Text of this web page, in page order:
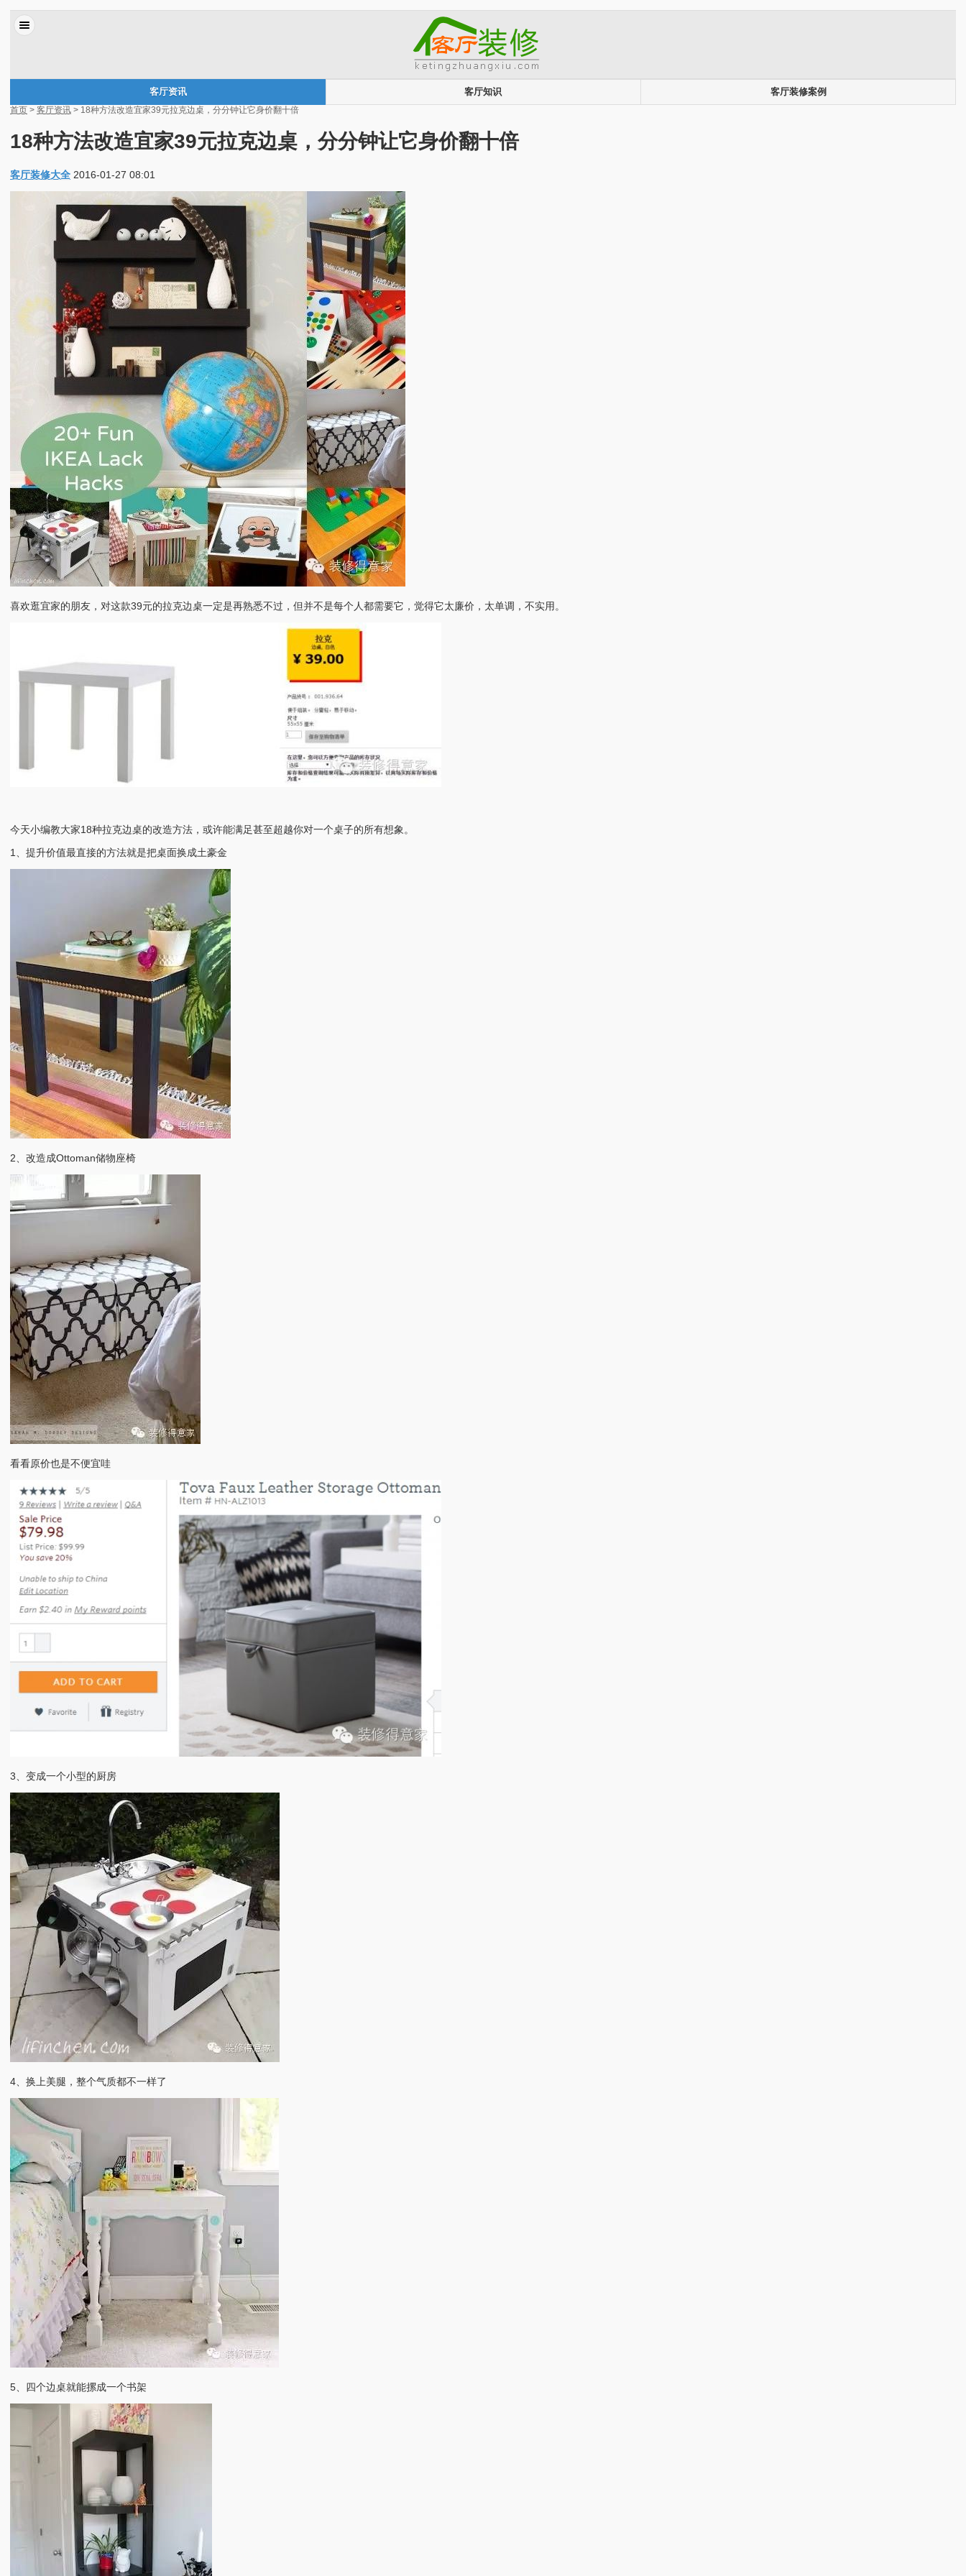
客厅资讯 客厅知识
客厅装修案例
首页 > 客厅资讯 > 18种方法改造宜家39元拉克边桌，分分钟让它身价翻十倍
18种方法改造宜家39元拉克边桌，分分钟让它身价翻十倍
客厅装修大全 2016-01-27 08:01
喜欢逛宜家的朋友，对这款39元的拉克边桌一定是再熟悉不过，但并不是每个人都需要它，觉得它太廉价，太单调，不实用。
今天小编教大家18种拉克边桌的改造方法，或许能满足甚至超越你对一个桌子的所有想象。
1、提升价值最直接的方法就是把桌面换成土豪金
2、改造成Ottoman储物座椅
看看原价也是不便宜哇
3、变成一个小型的厨房
4、换上美腿，整个气质都不一样了
5、四个边桌就能摞成一个书架